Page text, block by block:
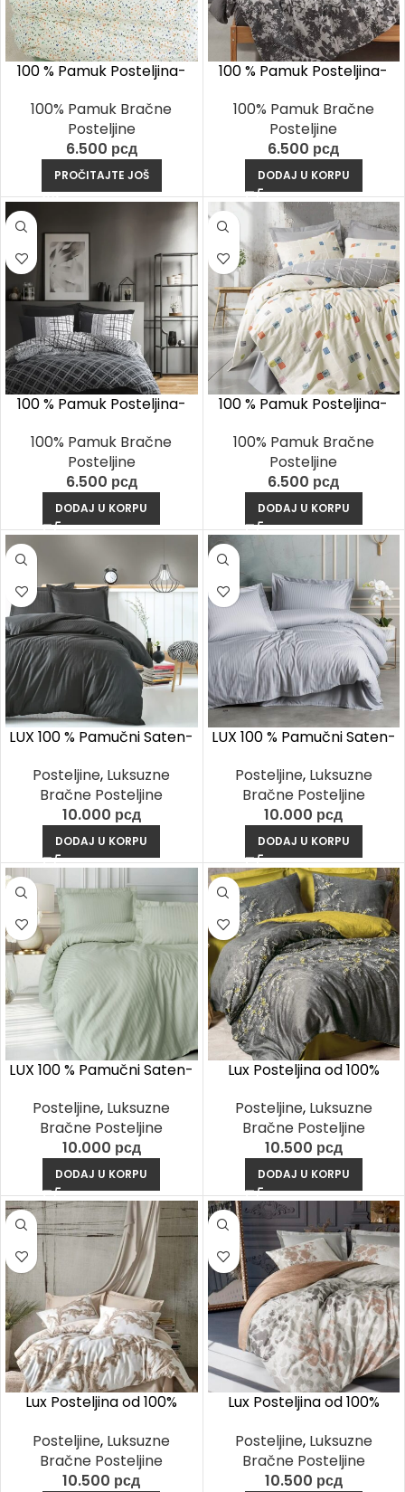
100 % Pamuk Posteljina-
100% Pamuk Bračne
Posteljine
6.500 рсд
PROČITAJTE JOŠ
100 % Pamuk Posteljina-
100% Pamuk Bračne
Posteljine
6.500 рсд
DODAJ U KORPU
100 % Pamuk Posteljina-
100% Pamuk Bračne
Posteljine
6.500 рсд
DODAJ U KORPU
100 % Pamuk Posteljina-
100% Pamuk Bračne
Posteljine
6.500 рсд
DODAJ U KORPU
LUX 100 % Pamučni Saten-
Posteljine, Luksuzne
Bračne Posteljine
10.000 рсд
DODAJ U KORPU
LUX 100 % Pamučni Saten-
Posteljine, Luksuzne
Bračne Posteljine
10.000 рсд
DODAJ U KORPU
LUX 100 % Pamučni Saten-
Posteljine, Luksuzne
Bračne Posteljine
10.000 рсд
DODAJ U KORPU
Lux Posteljina od 100%
Zelena
Posteljine, Luksuzne
Bračne Posteljine
10.500 рсд
DODAJ U KORPU
Lux Posteljina od 100%
Bež
Posteljine, Luksuzne
Bračne Posteljine
10.500 рсд
Lux Posteljina od 100%
Siva
Posteljine, Luksuzne
Bračne Posteljine
10.500 рсд